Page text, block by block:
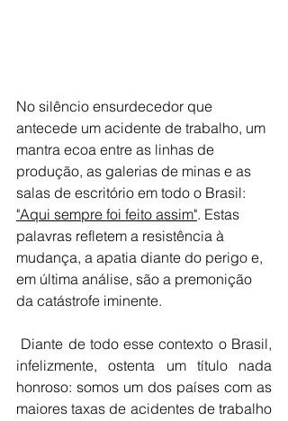
No silêncio ensurdecedor que
antecede um acidente de trabalho, um
mantra ecoa entre as linhas de
produção, as galerias de minas e as
salas de escritório em todo o Brasil:
"Aqui sempre foi feito assim". Estas
palavras refletem a resistência à
mudança, a apatia diante do perigo e,
em última análise, são a premonição
da catástrofe iminente.
infelizmente, ostenta um título nada
honroso: somos um dos países com as
maiores taxas de acidentes de trabalho